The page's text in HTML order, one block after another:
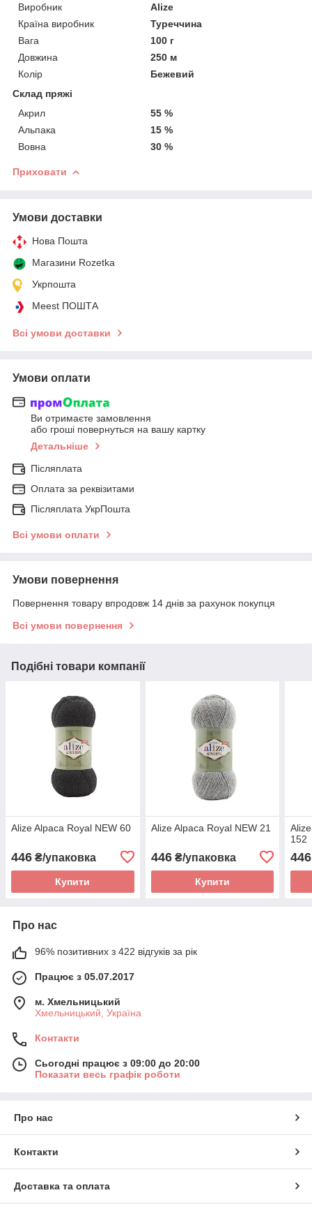
Виробник
Alize
Країна виробник
Туреччина
Вага
100 г
Довжина
250 м
Колір
Бежевий
Склад пряжі
Акрил
55 %
Альпака
15 %
Вовна
30 %
Приховати
Умови доставки
Нова Пошта
Магазини Rozetka
Укрпошта
Meest ПОШТА
Всі умови доставки
Умови оплати
Ви отримаєте замовлення
або гроші повернуться на вашу картку
Детальніше
Післяплата
Оплата за реквізитами
Післяплата УкрПошта
Всі умови оплати
Умови повернення
Повернення товару впродовж 14 днів за рахунок покупця
Всі умови повернення
Подібні товари компанії
Alize Alpaca Royal NEW 60
446 ₴/упаковка
Купити
Alize Alpaca Royal NEW 21
446₴/упаковка
Купити
152
446
Про нас
96% позитивних з 422 відгуків за рік
Працює з 05.07.2017
м. Хмельницький
Хмельницький, Україна
Контакти
Сьогодні працює з 09:00 до 20:00
Показати весь графік роботи
Про нас
Контакти
Доставка та оплата